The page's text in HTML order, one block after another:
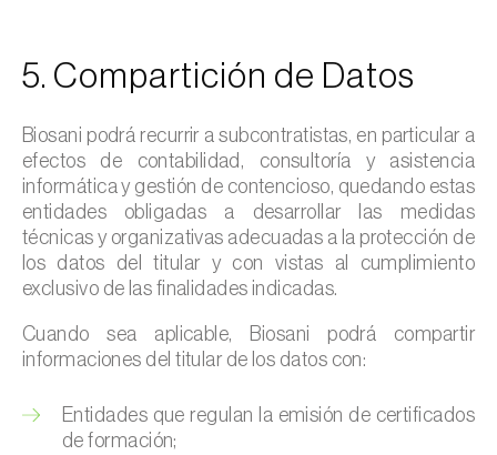
5. Compartición de Datos
Biosani podrá recurrir a subcontratistas, en particular a
efectos de contabilidad, consultoría y asistencia
informática y gestión de contencioso, quedando estas
entidades obligadas a desarrollar las medidas
técnicas y organizativas adecuadas a la protección de
los datos del titular y con vistas al cumplimiento
exclusivo de las finalidades indicadas.
Cuando sea aplicable, Biosani podrá compartir
informaciones del titular de los datos con:
Entidades que regulan la emisión de certificados
de formación;